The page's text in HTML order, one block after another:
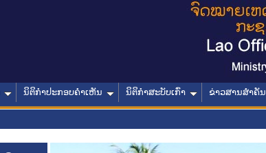
ນິຕິກໍາປະກອບຄໍາເຫັນ ນິຕິກໍາສະບັບເກົ່າ ຂ່າວສານສໍາຄັນ